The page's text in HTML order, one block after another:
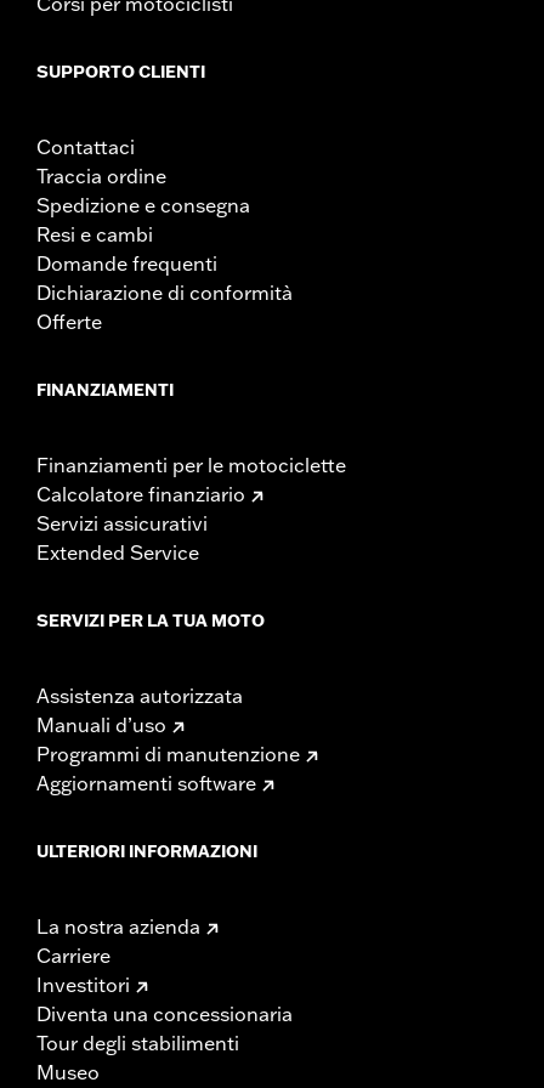
49-state U.S. EPA compliant but are NOT compliant for sale
substantial fines and penalties. Screamin’ Eagle®
SUPPORTO CLIENTI
Contattaci
Traccia ordine
Spedizione e consegna
Resi e cambi
Domande frequenti
Dichiarazione di conformità
Offerte
FINANZIAMENTI
Finanziamenti per le motociclette
Calcolatore finanziario
Servizi assicurativi
Extended Service
SERVIZI PER LA TUA MOTO
Assistenza autorizzata
Manuali d’uso
Programmi di manutenzione
Aggiornamenti software
ULTERIORI INFORMAZIONI
La nostra azienda
Carriere
Investitori
Diventa una concessionaria
Tour degli stabilimenti
Museo